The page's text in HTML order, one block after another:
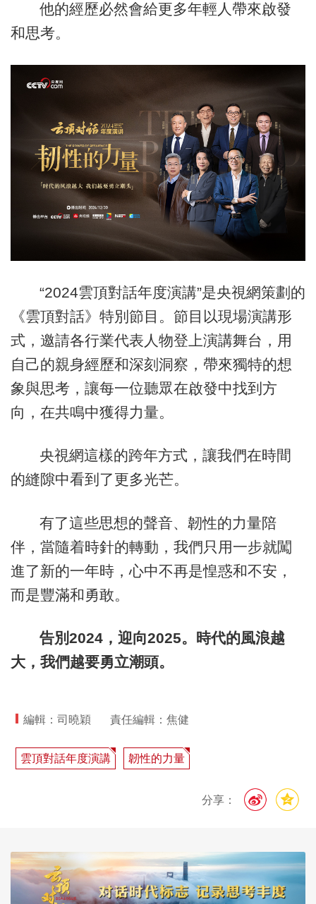
他的經歷必然會給更多年輕人帶來啟發
和思考。
“2024雲頂對話年度演講”是央視網策劃的
《雲頂對話》特別節目。節目以現場演講形
式，邀請各行業代表人物登上演講舞台，用
自己的親身經歷和深刻洞察，帶來獨特的想
象與思考，讓每一位聽眾在啟發中找到方
向，在共鳴中獲得力量。
央視網這樣的跨年方式，讓我們在時間
的縫隙中看到了更多光芒。
有了這些思想的聲音、韌性的力量陪
伴，當隨着時針的轉動，我們只用一步就闖
進了新的一年時，心中不再是惶惑和不安，
而是豐滿和勇敢。
告別2024，迎向2025。時代的風浪越
大，我們越要勇立潮頭。
編輯：司曉穎 責任編輯：焦健
雲頂對話年度演講 韌性的力量
分享：